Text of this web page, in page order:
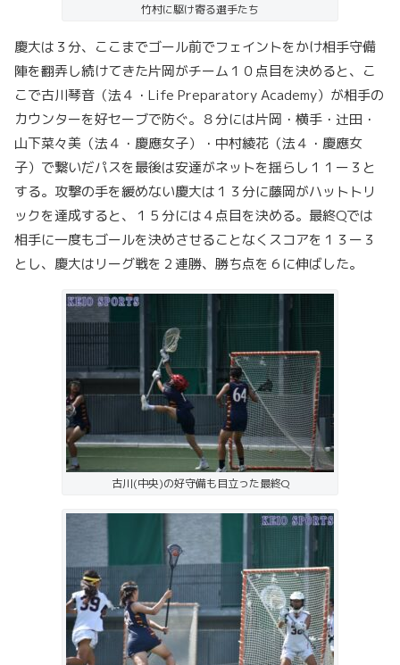
竹村に駆け寄る選手たち
慶大は３分、ここまでゴール前でフェイントをかけ相手守備
陣を翻弄し続けてきた片岡がチーム１０点目を決めると、こ
こで古川琴音（法４・Life Preparatory Academy） が相手の
カウンターを好セーブで防ぐ。８分には片岡・横手・辻田・
山下菜々美（法４・慶應女子）・中村綾花（法４・慶應女
子）で繋いだパスを最後は安達がネットを揺らし１１ー３と
する。攻撃の手を緩めない慶大は１３分に藤岡がハットトリ
ックを達成すると、１５分には４点目を決める。最終Qでは
相手に一度もゴールを決めさせることなくスコアを１３ー３
とし、慶大はリーグ戦を２連勝、勝ち点を６に伸ばした。
古川(中央)の好守備も目立った最終Q